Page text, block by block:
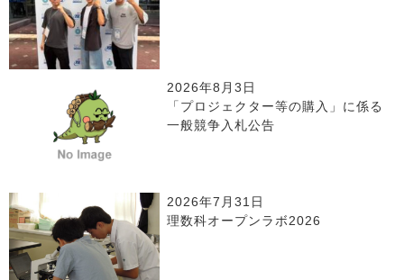
2026年8月3日
「プロジェクター等の購入」に係る
一般競争入札公告
2026年7月31日
理数科オープンラボ2026